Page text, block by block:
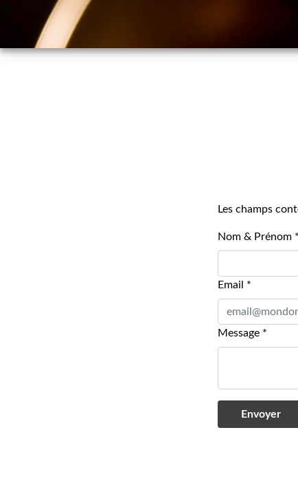
Les champs
Nom & Prénom *
Email *
Message *
Envoyer